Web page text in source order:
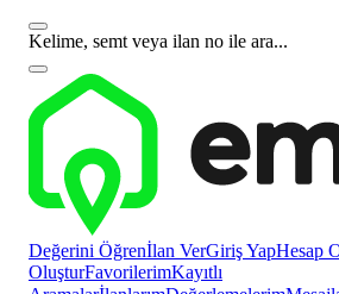
Kelime, semt veya ilan no ile ara...
Değerini Öğrenİlan VerGiriş YapHesap
OluşturFavorilerimKayıtlı